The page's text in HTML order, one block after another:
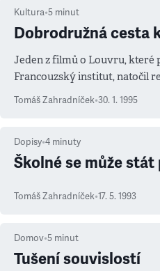
Kultura•5 minut
Dobrodružná cesta
Jeden z filmů o Louvru,
Francouzský institut, natočil
patří k nejuznávanějším
Tomáš Zahradníček•30. 1. 1995
Dopisy•4 minuty
Školné se může stát
Tomáš Zahradníček•17. 5. 1993
Domov•5 minut
Tušení souvislostí